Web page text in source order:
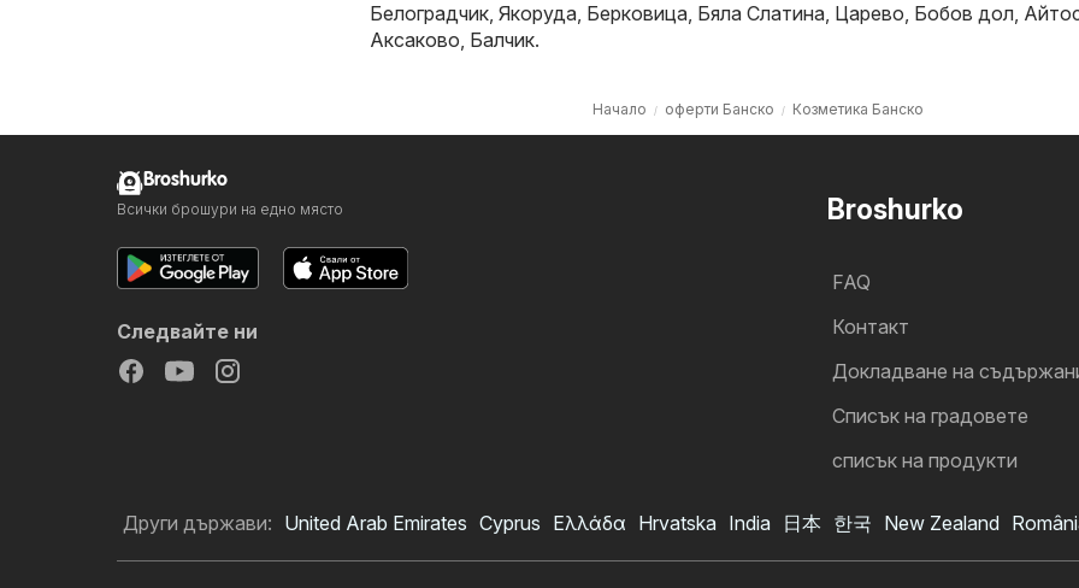
Белоградчик, Якоруда, Берковица, Бяла Слатина, Царево, Бобов дол,
Аксаково, Балчик.
Начало оферти Банско Козметика Банско
Broshurko
FAQ
Контакт
Докладване на
Cписък на градовете
списък на продукти
Broshurko
Всички брошури на едно място
Следвайте ни
Други държави: United Arab Emirates Cyprus Ελλάδα Hrvatska India 日本 한국 New Zealand